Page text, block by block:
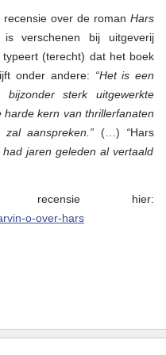
op
over de roman Hars
verschenen bij uitgeverij
(terecht) dat het boek
onder andere: “Het is een
sterk uitgewerkte
kern van thrillerfanaten
aanspreken.” (…) “Hars
jaren geleden al vertaald
hier:
o-over-hars